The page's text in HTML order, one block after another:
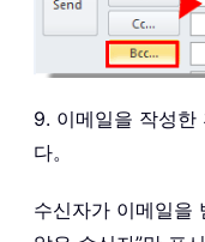
9. 이메일을 작성한
다。
수신자가 이메일을